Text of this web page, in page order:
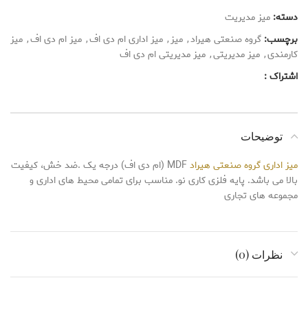
دسته: میز مدیریت
برچسب: گروه صنعتی هیراد, میز, میز اداری ام دی اف, میز ام دی اف, میز
کارمندی, میز مدیریتی, میز مدیریتی ام دی اف
اشتراک :
توضیحات
میز اداریگروه صنعتی هیراد
MDF (ام دی اف) درجه یک .ضد خش، کیفیت
بالا می باشد. پایه فلزی کاری نو. مناسب برای تمامی محیط های اداری و
مجموعه های تجاری
نظرات (0)